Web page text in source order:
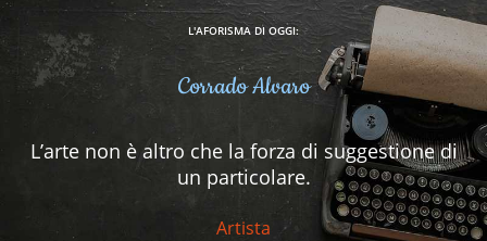
L'AFORISMA DI OGGI:
Corrado Alvaro
L’arte non è altro che la forza di suggestione di
un particolare.
Artista